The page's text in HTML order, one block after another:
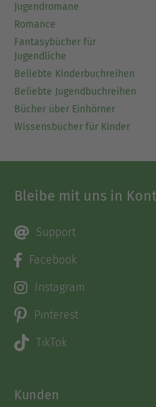
Jugendromane
Romance
Fantasybücher für
Jugendliche
Beliebte Kinderbuchreihen
Beliebte Jugendbuchreihen
Bücher über Einhörner
Wissensbücher für Kinder
Bleibe mit uns in
Support
Facebook
Instagram
Pinterest
TikTok
Kunden